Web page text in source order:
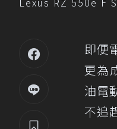
即便
更為
油電
不追